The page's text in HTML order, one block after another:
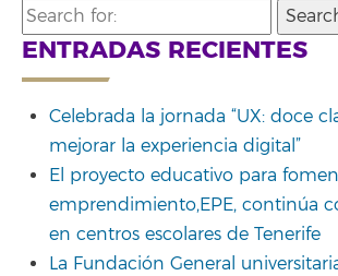
Search
for:
ENTRADAS RECIENTES
Celebrada la jornada “UX: doce
mejorar la experiencia digital”
El proyecto educativo para
emprendimiento,EPE, continúa
en centros escolares de Tenerife
La Fundación General